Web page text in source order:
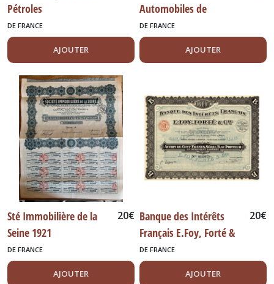
Pétroles
DE FRANCE
AJOUTER
Automobiles de
Livraison
DE FRANCE
AJOUTER
Sté Immobilière de la
Seine 1921
20€
DE FRANCE
AJOUTER
Banque des Intérêts
Français E.Foy, Forté &
Cie
20€
DE FRANCE
AJOUTER